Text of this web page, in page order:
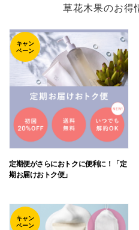
草花木果のお得
キャン
ペーン
定期便がさらにおトクに便利に！「定
期お届けおトク便」
キャン
ペーン